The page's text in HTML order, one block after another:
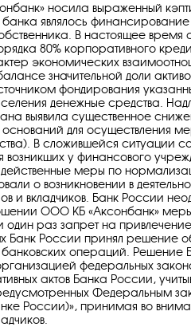
носила выраженный
являлось
В настоящее время
80% корпоративного
экономических
значительной доли
фондирования
денежные средства.
выявила существенное
для осуществления
В сложившейся ситуации
у финансового
меры по
о возникновении в
и вкладчиков. Банк России
ООО КБ «Аксонбанк» меры
один раз запрет на
Банк России принял решение
операций. Решение
федеральных
актов Банка России,
Федеральным
России)», принимая во